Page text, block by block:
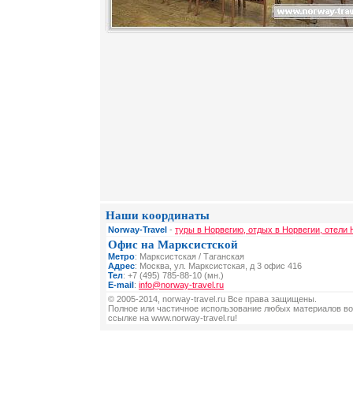
Наши координаты
Norway-Travel - туры в Норвегию, отдых в Норвегии, отели
Офис на Марксистской
Метро: Марксистская / Таганская
Адрес: Москва, ул. Марксистская, д 3 офис 416
Тел: +7 (495) 785-88-10 (мн.)
E-mail: info@norway-travel.ru
© 2005-2014, norway-travel.ru Все права защищены.
Полное или частичное использование любых материалов
ссылке на www.norway-travel.ru!